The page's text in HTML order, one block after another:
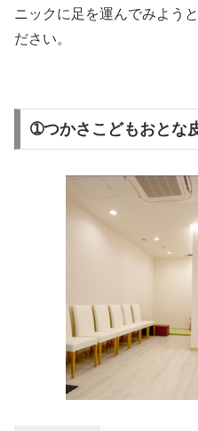
ニックに足を運んでみよう
ださい。
➀つかさこどもおとな